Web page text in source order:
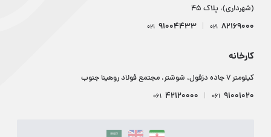
(شهرداری)، پلاک ۴۵
021 82169000
021 91004433
کارخانه
کیلومتر ۷ جاده دزفول، شوشتر، مجتمع فولاد روهینا جنوب
061 91001020
061 42120000